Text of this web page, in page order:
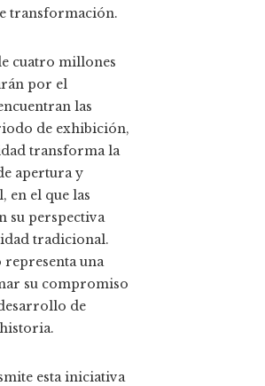
transformación.
cuatro millones
por el
las
de exhibición,
transforma la
apertura y
en el que las
su perspectiva
tradicional.
una
su compromiso
de
esta iniciativa